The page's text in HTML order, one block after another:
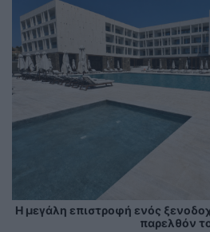
Η μεγάλη επιστροφή ενός
παρελθόν